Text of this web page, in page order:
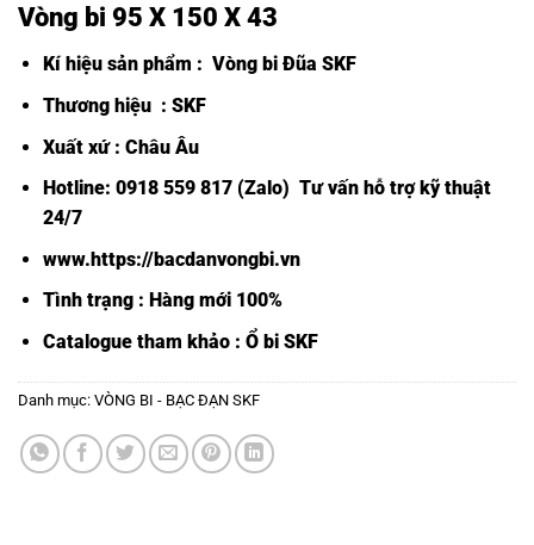
Vòng bi 95 X 150 X 43
Kí hiệu sản phẩm : Vòng bi Đũa SKF
Thương hiệu : SKF
Xuất xứ : Châu Âu
Hotline: 0918 559 817 (Zalo) Tư vấn hỗ trợ kỹ thuật
24/7
www.https://bacdanvongbi.vn
Tình trạng : Hàng mới 100%
Catalogue tham khảo : Ổ bi SKF
Danh mục: VÒNG BI - BẠC ĐẠN SKF